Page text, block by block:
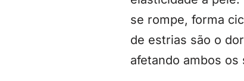
se rompe, forma
de estrias são o
afetando ambos